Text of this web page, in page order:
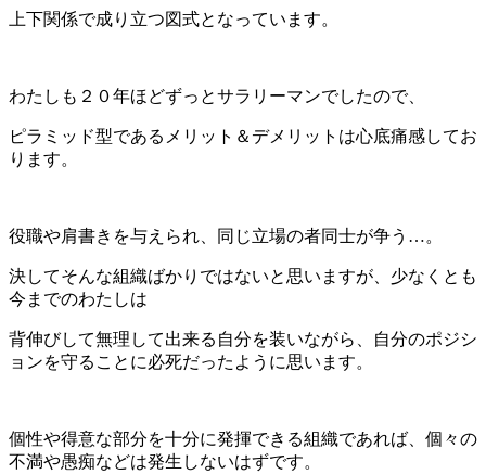
上下関係で成り立つ図式となっています。
わたしも２０年ほどずっとサラリーマンでしたので、
ピラミッド型であるメリット＆デメリットは心底痛感してお
ります。
役職や肩書きを与えられ、同じ立場の者同士が争う…。
決してそんな組織ばかりではないと思いますが、少なくとも
今までのわたしは
背伸びして無理して出来る自分を装いながら、自分のポジシ
ョンを守ることに必死だったように思います。
個性や得意な部分を十分に発揮できる組織であれば、個々の
不満や愚痴などは発生しないはずです。